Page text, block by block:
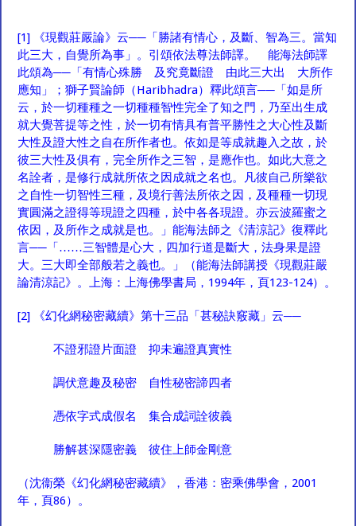
[1] 《現觀莊嚴論》云──「勝諸有情心，及斷、智為三。當知
此三大，自覺所為事」。引頌依法尊法師譯。 能海法師譯
此頌為──「有情心殊勝 及究竟斷證 由此三大出 大所作
應知」；獅子賢論師（Haribhadra）釋此頌言──「如是所
云，於一切種種之一切種種智性完全了知之門，乃至出生成
就大覺菩提等之性，於一切有情具有普平勝性之大心性及斷
大性及證大性之自在所作者也。依如是等成就趣入之故，於
彼三大性及俱有，完全所作之三智，是應作也。如此大意之
名詮者，是修行成就所依之因成就之名也。凡彼自己所樂欲
之自性一切智性三種，及境行善法所依之因，及種種一切現
實圓滿之證得等現證之四種，於中各各現證。亦云波羅蜜之
依因，及所作之成就是也。」能海法師之《清涼記》復釋此
言──「……三智體是心大，四加行道是斷大，法身果是證
大。三大即全部般若之義也。」（能海法師講授《現觀莊嚴
論清涼記》。上海：上海佛學書局，1994年，頁123-124）。
[2] 《幻化網秘密藏續》第十三品「甚秘訣竅藏」云──
不證邪證片面證 抑未遍證真實性
調伏意趣及秘密 自性秘密諦四者
憑依字式成假名 集合成詞詮彼義
勝解甚深隱密義 彼住上師金剛意
（沈衞榮《幻化網秘密藏續》，香港：密乘佛學會，2001
年，頁86）。